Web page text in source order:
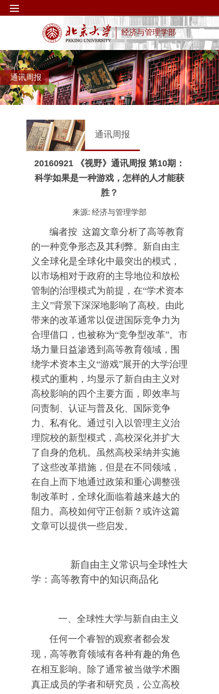
经济与管理学部
通讯周报
通讯周报
20160921 《视野》通讯周报 第10期：
科学如果是一种游戏，怎样的人才能获
胜？
来源: 经济与管理学部
编者按这篇文章分析了高等教育
的一种竞争形态及其利弊。新自由主
义全球化是全球化中最突出的模式，
以市场相对于政府的主导地位和放松
管制的治理模式为前提，在“学术资本
主义”背景下深深地影响了高校。由此
带来的改革通常以促进国际竞争力为
合理借口，也被称为“竞争型改革”。市
场力量日益渗透到高等教育领域，围
绕学术资本主义“游戏”展开的大学治理
模式的重构，均显示了新自由主义对
高校影响的四个主要方面，即效率与
问责制、认证与普及化、国际竞争
力、私有化。通过引入以管理主义治
理院校的新型模式，高校深化并扩大
了自身的危机。虽然高校采纳并实施
了这些改革措施，但是在不同领域，
在自上而下地通过政策和重心调整强
制改革时，全球化面临着越来越大的
阻力。高校如何守正创新？或许这篇
文章可以提供一些启发。
新自由主义常识与全球性大
学：高等教育中的知识商品化
一、全球性大学与新自由主义
任何一个睿智的观察者都会发
现，高等教育领域有各种有趣的角色
在相互影响。除了通常被当做学术圈
真正成员的学者和研究员，公立高校